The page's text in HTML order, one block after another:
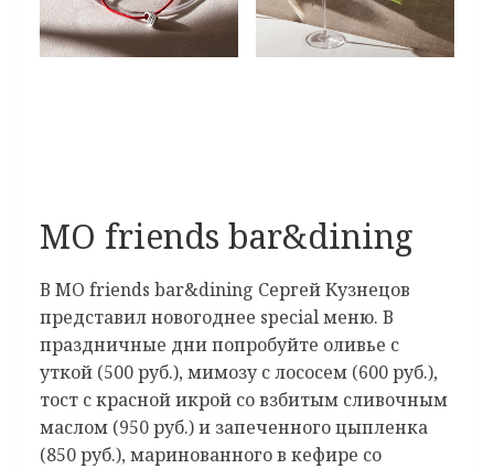
MO friends bar&dining
В MO friends bar&dining Сергей Кузнецов
представил новогоднее special меню. В
праздничные дни попробуйте оливье с
уткой (500 руб.), мимозу с лососем (600 руб.),
тост с красной икрой со взбитым сливочным
маслом (950 руб.) и запеченного цыпленка
(850 руб.), маринованного в кефире со